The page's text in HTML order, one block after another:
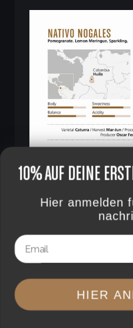
NATIVO NOGALES
10% AUF DEINE
Hier anmelden
Email
HIER